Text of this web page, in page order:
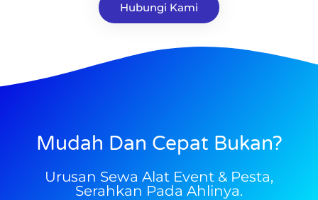
Hubungi Kami
Mudah Dan Cepat Bukan?
Urusan Sewa Alat Event & Pesta,
Serahkan Pada Ahlinya.